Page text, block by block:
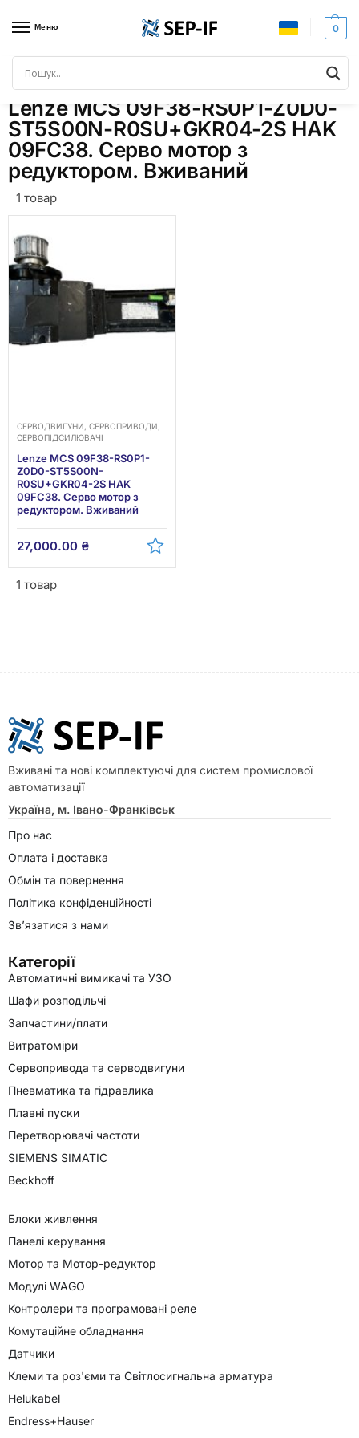
Меню 0
Головна Товари з позначками “Lenze MCS 09F38-RS0P1-Z0D0-ST5S00N-R0SU+GKR04-2S HAK 09FC38. Серво мотор з редуктором. Вживаний”
Lenze MCS 09F38-RS0P1-Z0D0-
ST5S00N-R0SU+GKR04-2S HAK
09FC38. Серво мотор з
редуктором. Вживаний
1 товар
СЕРВОДВИГУНИ, СЕРВОПРИВОДИ,
СЕРВОПІДСИЛЮВАЧІ
Lenze MCS 09F38-RS0P1-
Z0D0-ST5S00N-
R0SU+GKR04-2S HAK
09FC38. Серво мотор з
редуктором. Вживаний
27,000.00 ₴
1 товар
Вживані та нові комплектуючі для систем промислової
автоматизації
Україна, м. Івано-Франківськ
Про нас
Оплата і доставка
Обмін та повернення
Політика конфіденційності
Зв’язатися з нами
Категорії
Автоматичні вимикачі та УЗО
Шафи розподільчі
Запчастини/плати
Витратоміри
Сервопривода та серводвигуни
Пневматика та гідравлика
Плавні пуски
Перетворювачі частоти
SIEMENS SIMATIC
Beckhoff
Блоки живлення
Панелі керування
Мотор та Мотор-редуктор
Модулі WAGO
Контролери та програмовані реле
Комутаційне обладнання
Датчики
Клеми та роз'єми та Світлосигнальна арматура
Helukabel
Endress+Hauser